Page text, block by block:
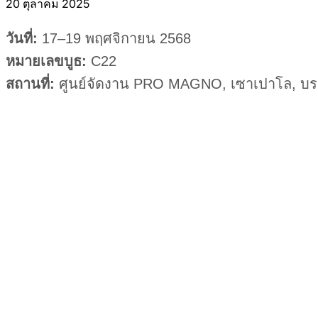
20 ตุลาคม 2025
วันที่: 17–19 พฤศจิกายน 2568
หมายเลขบูธ: C22
สถานที่: ศูนย์จัดงาน PRO MAGNO, เซาเปาโล, บ